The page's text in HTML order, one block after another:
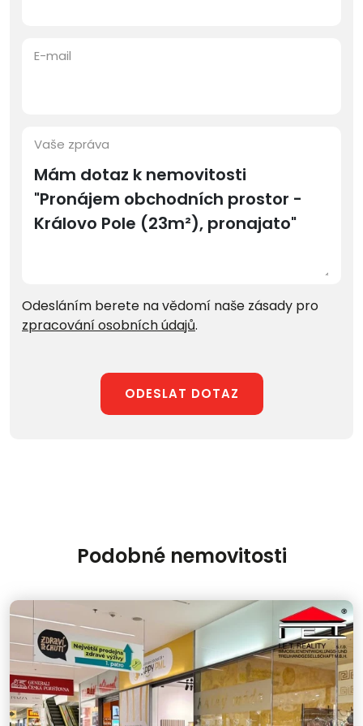
E-mail
Vaše zpráva
Odesláním berete na vědomí naše zásady pro
zpracování osobních údajů.
ODESLAT DOTAZ
Podobné nemovitosti